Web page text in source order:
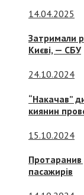
14.04.2025
Затримали
Києві, — СБУ
24.10.2024
“Накачав”
киянин
15.10.2024
Протаранив
пасажирів